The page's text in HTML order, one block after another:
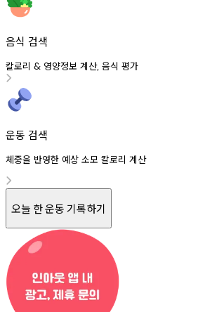
음식 검색
칼로리 & 영양정보 계산, 음식 평가
운동 검색
체중을 반영한 예상 소모 칼로리 계산
오늘 한 운동 기록하기